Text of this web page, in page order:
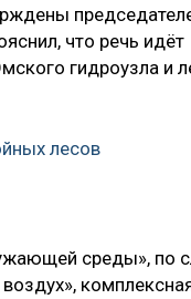
что речь
гидроузла и
лесов
среды», по